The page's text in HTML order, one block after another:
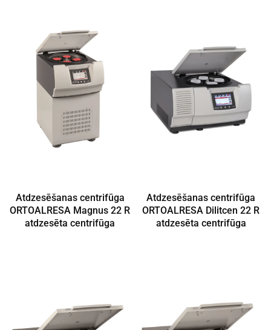
Atdzesēšanas centrifūga
ORTOALRESA Magnus 22 R
atdzesēta centrifūga
Atdzesēšanas centrifūga
ORTOALRESA Dilitcen 22 R
atdzesēta centrifūga